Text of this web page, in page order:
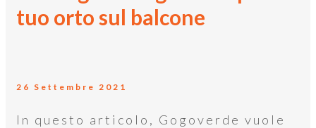
tuo orto sul balcone
26 Settembre 2021
In questo articolo, Gogoverde vuole